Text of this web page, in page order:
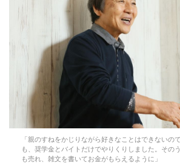
「親のすねをかじりながら好きなことはできないの
も、奨学金とバイトだけでやりくりしました。その
も売れ、雑文を書いてお金がもらえるように」